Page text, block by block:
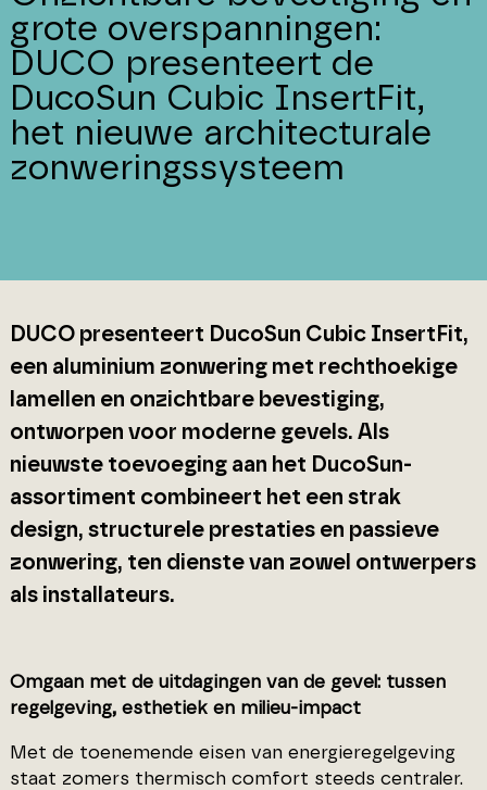
grote overspanningen:
DUCO presenteert de
DucoSun Cubic InsertFit,
het nieuwe architecturale
zonweringssysteem
DUCO presenteert DucoSun Cubic InsertFit,
een aluminium zonwering met rechthoekige
lamellen en onzichtbare bevestiging,
ontworpen voor moderne gevels. Als
nieuwste toevoeging aan het DucoSun-
assortiment combineert het een strak
design, structurele prestaties en passieve
zonwering, ten dienste van zowel ontwerpers
als installateurs.
Omgaan met de uitdagingen van de gevel: tussen
regelgeving, esthetiek en milieu-impact
Met de toenemende eisen van energieregelgeving
staat zomers thermisch comfort steeds centraler.